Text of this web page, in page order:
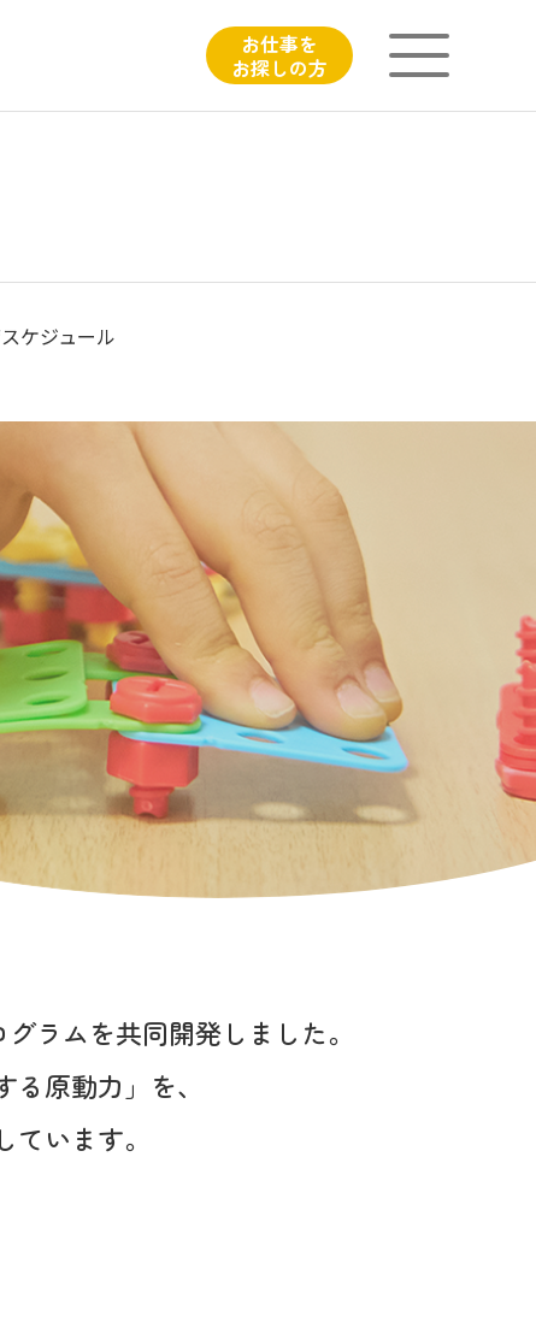
お仕事を
お探しの方
よくあるご質問
ィシャルサイト
ケジュール
グラムを共同開発しました。
原動力」を、
ています。